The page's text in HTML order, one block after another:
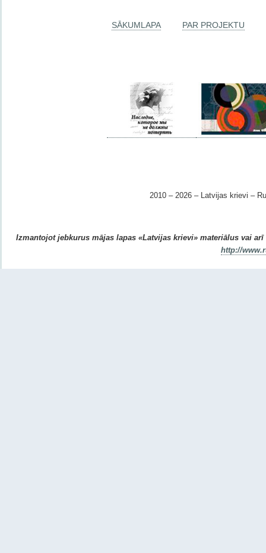
SĀKUMLAPA PAR PROJEKTU
2010 – 2026 – Latvijas krievi –
Izmantojot jebkurus mājas lapas «Latvijas krievi» materiālus vai
http://